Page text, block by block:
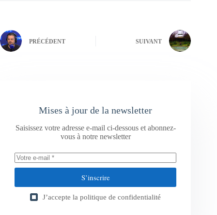
PRÉCÉDENT SUIVANT
Mises à jour de la newsletter
Saisissez votre adresse e-mail ci-dessous et abonnez-
vous à notre newsletter
S’inscrire
J’accepte la politique de confidentialité